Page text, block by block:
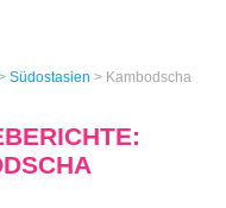
Südostasien > Kambodscha